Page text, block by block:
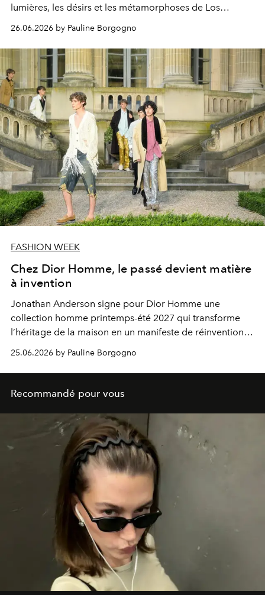
lumières, les désirs et les métamorphoses de Los
Angeles après la tombée du jour.
26.06.2026 by Pauline Borgogno
FASHION WEEK
Chez Dior Homme, le passé devient matière
à invention
Jonathan Anderson signe pour Dior Homme une
collection homme printemps-été 2027 qui transforme
l’héritage de la maison en un manifeste de réinvention
contemporaine.
25.06.2026 by Pauline Borgogno
Recommandé pour vous